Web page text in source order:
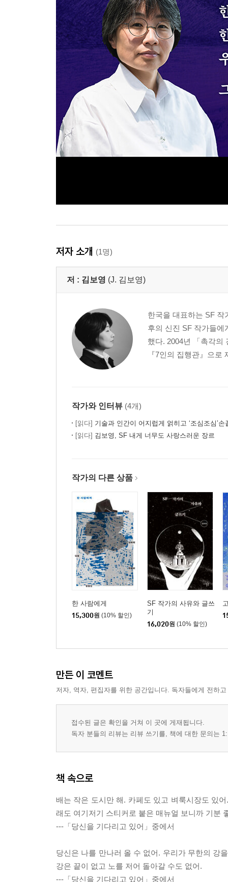
저자 소개 (1명)
저 : 김보영 (J. 김보영)
한국을 대표하는 SF 작
후의 신진 SF 작가들에
했다. 2004년 「촉각의
『7인의 집행관』으
작가와 인터뷰 (4개)
[읽다] 기술과 인간이 어지럽게 얽히고 ‘조심조심’손끝을
[읽다] 김보영, SF 내게 너무도 사랑스러운 장르
작가의 다른 상품
한 사람에게
15,300원 (10% 할인)
SF 작가의 사유와 글쓰
기
16,020원 (10% 할인)
만든 이 코멘트
저자, 역자, 편집자를 위한 공간입니다. 독자들에게 전하
접수된 글은 확인을 거쳐 이 곳에 게재됩니다.
독자 분들의 리뷰는 리뷰 쓰기를, 책에 대한 문의는
책 속으로
배는 작은 도시만 해. 카페도 있고 벼룩시장도 있
래도 여기저기 스티커로 붙은 매뉴얼 보니까 기분
---「당신을 기다리고 있어」중에서
당신은 나를 만나러 올 수 없어. 우리가 무한의 강
강은 끝이 없고 노를 저어 돌아갈 수도 없어.
---「당신을 기다리고 있어」중에서